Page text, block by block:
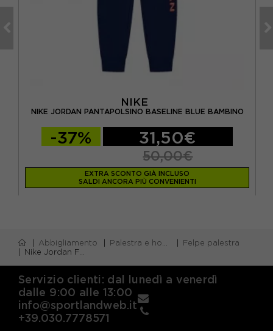
NIKE
NIKE JORDAN PANTAPOLSINO BASELINE BLUE BAMBINO
-37% 31,50€
50,00€
EXTRA SCONTO GIÀ INCLUSO
SALDI ANCORA PIÙ CONVENIENTI
Abbigliamento Palestra e home gym
Felpe palestra
Nike Jordan Felpa Gametime Fleece Blue Bambino
Servizio clienti: dal lunedì a venerdì
dalle 9:00 alle 13:00
info@sportlandweb.it
+39.030.7778571